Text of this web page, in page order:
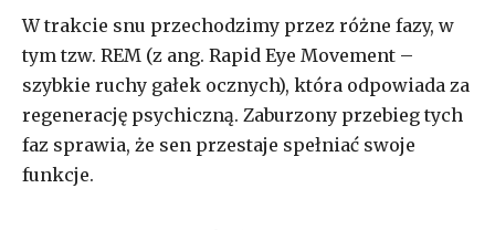
W trakcie snu przechodzimy przez różne fazy, w
tym tzw. REM (z ang. Rapid Eye Movement –
szybkie ruchy gałek ocznych), która odpowiada za
regenerację psychiczną. Zaburzony przebieg tych
faz sprawia, że sen przestaje spełniać swoje
funkcje.